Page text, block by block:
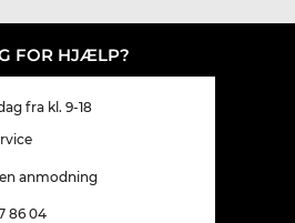
FOR HJÆLP?
fra kl. 9-18
anmodning
86 04